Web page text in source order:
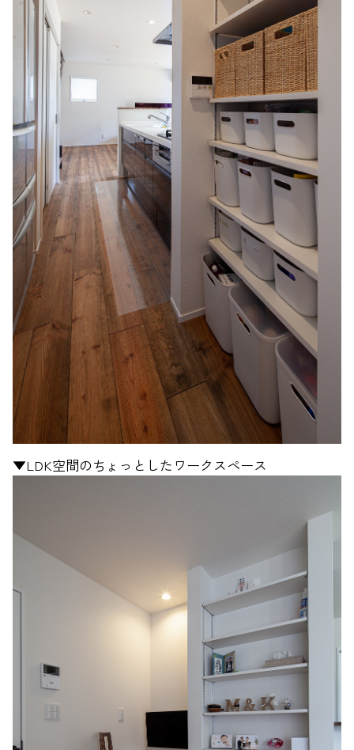
▼LDK空間のちょっとしたワークスペース